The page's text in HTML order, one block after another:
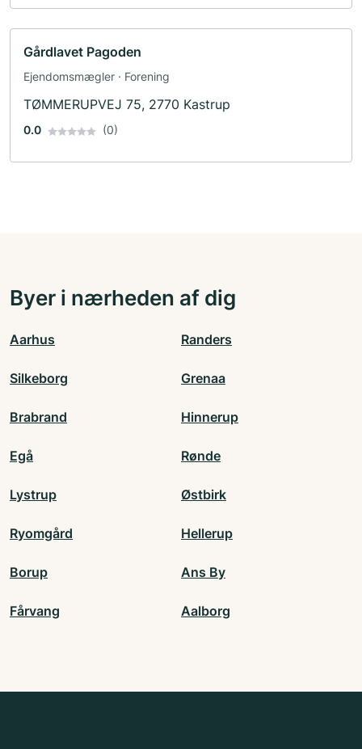
Gårdlavet Pagoden
Ejendomsmægler · Forening
TØMMERUPVEJ 75, 2770 Kastrup
0.0 (0)
Byer i nærheden af dig
Aarhus Randers
Silkeborg Grenaa
Brabrand Hinnerup
Egå Rønde
Lystrup Østbirk
Ryomgård Hellerup
Borup Ans By
Fårvang Aalborg